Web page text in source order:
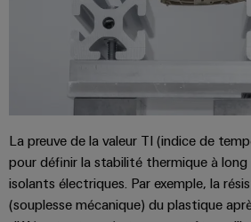
distribution
Stabilité
réseaux
modernes
de
l'énergie
Traitement
de
Plateforme
de
services
industriels
easyConnect
Wireless
Connectivity
Solutions
La preuve de la valeur TI (indice de
pour définir la stabilité thermique à
isolants électriques. Par exemple, la
(souplesse mécanique) du plastique